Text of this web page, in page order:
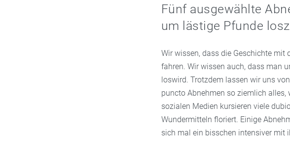
Fünf ausgewählte
um lästige Pfunde
Wir wissen, dass die Geschichte mit
fahren. Wir wissen auch, dass man
loswird. Trotzdem lassen wir uns
puncto Abnehmen so ziemlich
sozialen Medien kursieren viele
Wundermitteln floriert. Einige
sich mal ein bisschen intensiver mit